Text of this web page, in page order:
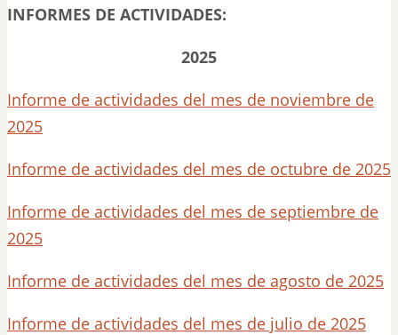
INFORMES DE ACTIVIDADES:
2025
Informe de actividades del mes de noviembre de
2025
Informe de actividades del mes de octubre de 2025
Informe de actividades del mes de septiembre de
2025
Informe de actividades del mes de agosto de 2025
Informe de actividades del mes de julio de 2025